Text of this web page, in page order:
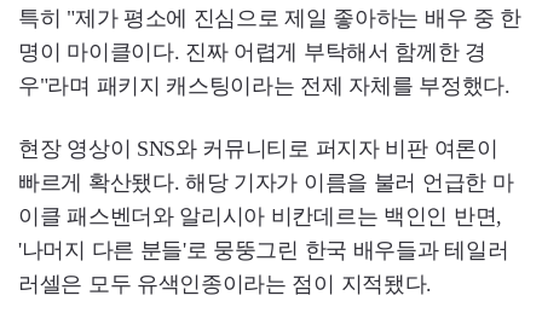
특히 "제가 평소에 진심으로 제일 좋아하는 배우 중 한
명이 마이클이다. 진짜 어렵게 부탁해서 함께한 경
우"라며 패키지 캐스팅이라는 전제 자체를 부정했다.
현장 영상이 SNS와 커뮤니티로 퍼지자 비판 여론이
빠르게 확산됐다. 해당 기자가 이름을 불러 언급한 마
이클 패스벤더와 알리시아 비칸데르는 백인인 반면,
'나머지 다른 분들'로 뭉뚱그린 한국 배우들과 테일러
러셀은 모두 유색인종이라는 점이 지적됐다.